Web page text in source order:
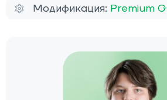
Модификация: Premium G